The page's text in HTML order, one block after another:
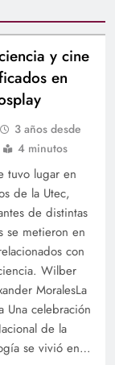
y cine
en
3 años desde
4 minutos
tuvo lugar en
de la Utec,
de distintas
se metieron en
con
Wilber
MoralesLa
Una celebración
de la
se vivió en…